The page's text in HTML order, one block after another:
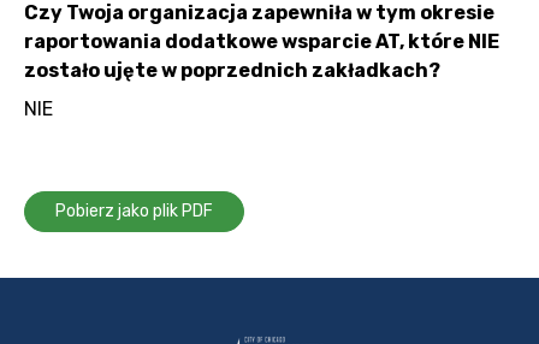
Czy Twoja organizacja zapewniła w tym okresie
raportowania dodatkowe wsparcie AT, które NIE
zostało ujęte w poprzednich zakładkach?
NIE
Pobierz jako plik PDF